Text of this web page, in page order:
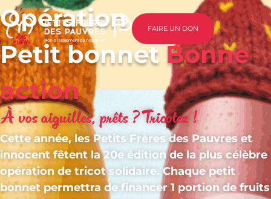
FAIRE UN DON
Opération
Petit bonnetBonne
action
À vos aiguilles, prêts ?Tricotez !
Cette année, les Petits Frères des Pauvres et
innocent fêtent la 20e édition de la plus célèbre
opération de tricot solidaire. Chaque petit
bonnet permettra de financer 1 portion de fruits